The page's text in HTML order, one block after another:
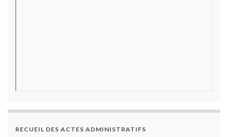
RECUEIL DES ACTES ADMINISTRATIFS